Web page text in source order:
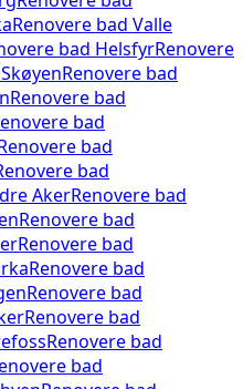
Renovere bad Valle
bad HelsfyrRenovere
SkøyenRenovere bad
Renovere bad
bad
bad
bad
AkerRenovere bad
Renovere bad
Renovere bad
Renovere bad
Renovere bad
Renovere bad
Renovere bad
bad